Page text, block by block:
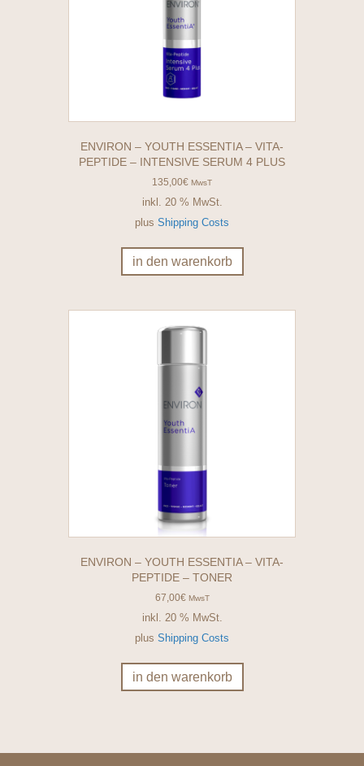
ENVIRON – YOUTH ESSENTIA – VITA-
PEPTIDE – INTENSIVE SERUM 4 PLUS
135,00€ MwsT
inkl. 20 % MwSt.
plus Shipping Costs
in den warenkorb
ENVIRON – YOUTH ESSENTIA – VITA-
PEPTIDE – TONER
67,00€ MwsT
inkl. 20 % MwSt.
plus Shipping Costs
in den warenkorb